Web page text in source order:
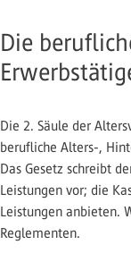
Die
Die 2. Säule der
berufliche Alters-,
Das Gesetz schreibt
Leistungen vor; die
Leistungen anbieten.
Reglementen.